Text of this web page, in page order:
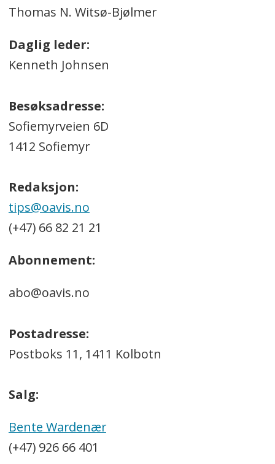
Thomas N. Witsø-Bjølmer
Daglig leder:
Kenneth Johnsen
Besøksadresse:
Sofiemyrveien 6D
1412 Sofiemyr
Redaksjon:
tips@oavis.no
(+47) 66 82 21 21
Abonnement:
abo@oavis.no
Postadresse:
Postboks 11, 1411 Kolbotn
Salg:
Bente Wardenær
(+47) 926 66 401